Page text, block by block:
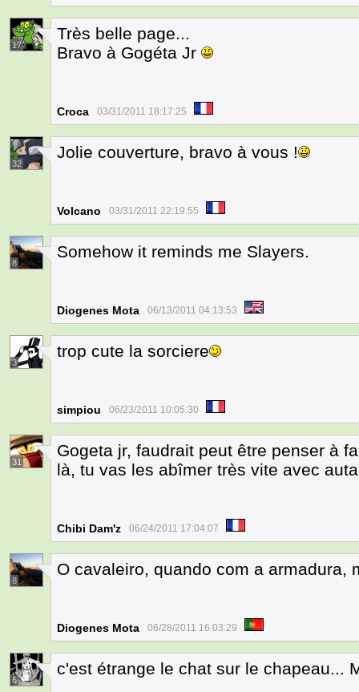
17
Très belle page...
Bravo à Gogéta Jr
Croca 03/31/2011 18:17:25
32
Jolie couverture, bravo à vous !
Volcano 03/31/2011 22:19:55
8
Somehow it reminds me Slayers.
Diogenes Mota 06/13/2011 04:13:53
3
trop cute la sorciere
simpiou 06/23/2011 10:05:30
31
Gogeta jr, faudrait peut être penser à
là, tu vas les abîmer très vite avec
Chibi Dam'z 06/24/2011 17:04:07
8
O cavaleiro, quando com a armadura,
Diogenes Mota 06/28/2011 16:03:29
6
c'est étrange le chat sur le chapeau...